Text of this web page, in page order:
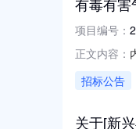
项目编号：
正文内容：
招标公告
关于[新